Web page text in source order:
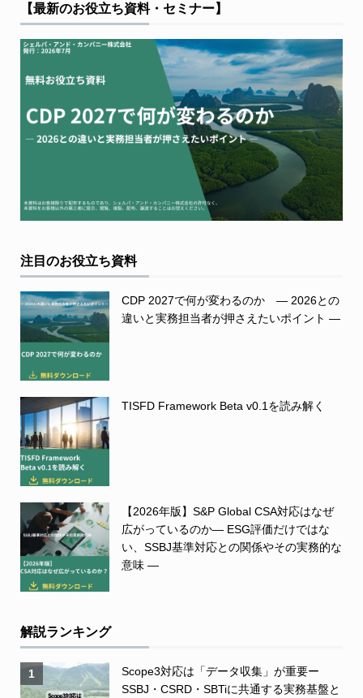
【最新のお役立ち資料・セミナー】
注目のお役立ち資料
CDP 2027で何が変わるのか ― 2026との
違いと実務担当者が押さえたいポイント ―
TISFD Framework Beta v0.1を読み解く
【2026年版】S&P Global CSA対応はなぜ
広がっているのか― ESG評価だけではな
い、SSBJ基準対応との関係やその実務的な
意味 ―
解説ランキング
1
Scope3対応は「データ収集」が重要ー
SSBJ・CSRD・SBTiに共通する実務基盤と